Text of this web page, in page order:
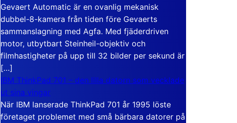
Gevaert Automatic är en ovanlig mekanisk
dubbel-8-kamera från tiden före Gevaerts
sammanslagning med Agfa. Med fjäderdriven
motor, utbytbart Steinheil-objektiv och
filmhastigheter på upp till 32 bilder per sekund är
[…]
IBM ThinkPad 701 – den lilla datorn som vecklade
ut sina vingar
När IBM lanserade ThinkPad 701 år 1995 löste
företaget problemet med små bärbara datorer på